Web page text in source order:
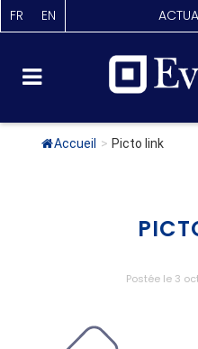
FR EN
Accueil > Picto link
Postée le 3